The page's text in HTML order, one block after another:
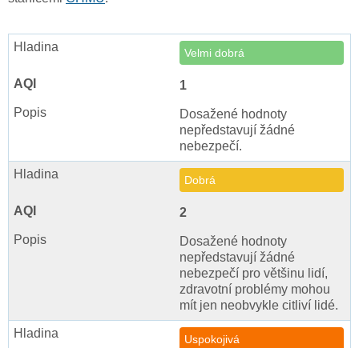
Velmi dobrá
1
Dosažené hodnoty
nepředstavují žádné
nebezpečí.
Dobrá
2
Dosažené hodnoty
nepředstavují žádné
nebezpečí pro většinu lidí,
zdravotní problémy mohou
mít jen neobvykle citliví lidé.
Uspokojivá